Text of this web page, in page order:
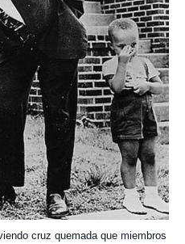
cruz quemada que miembros